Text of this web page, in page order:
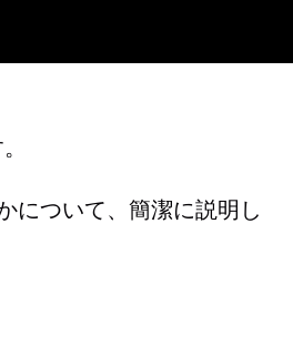
について、簡潔に説明し